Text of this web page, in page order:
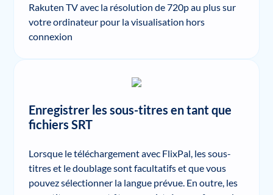
Rakuten TV avec la résolution de 720p au plus sur
votre ordinateur pour la visualisation hors
connexion
Enregistrer les sous-titres en tant que
fichiers SRT
Lorsque le téléchargement avec FlixPal, les sous-
titres et le doublage sont facultatifs et que vous
pouvez sélectionner la langue prévue. En outre, les